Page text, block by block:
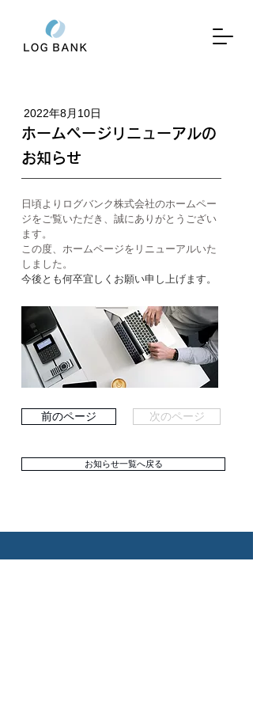
2022年8月10日
ホームページリニューアルの
お知らせ
日頃よりログバンク株式会社のホームペー
ジをご覧いただき、誠にありがとうござい
ます。
この度、ホームページをリニューアルいた
しました。
今後とも何卒宜しくお願い申し上げます。
前のページ 次のページ
お知らせ一覧へ戻る